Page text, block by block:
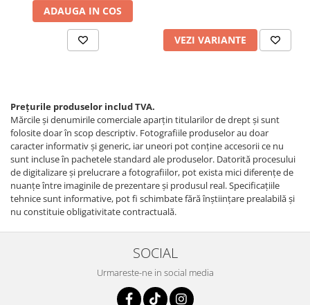
ADAUGA IN COS
VEZI VARIANTE
Prețurile produselor includ TVA.
Mărcile și denumirile comerciale aparțin titularilor de drept şi sunt
folosite doar în scop descriptiv. Fotografiile produselor au doar
caracter informativ şi generic, iar uneori pot conţine accesorii ce nu
sunt incluse în pachetele standard ale produselor. Datorită procesului
de digitalizare și prelucrare a fotografiilor, pot exista mici diferențe de
nuanțe între imaginile de prezentare și produsul real. Specificaţiile
tehnice sunt informative, pot fi schimbate fără înştiinţare prealabilă şi
nu constituie obligativitate contractuală.
SOCIAL
Urmareste-ne in social media